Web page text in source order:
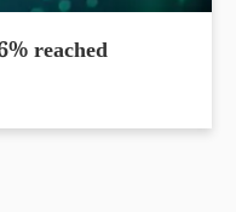
reached